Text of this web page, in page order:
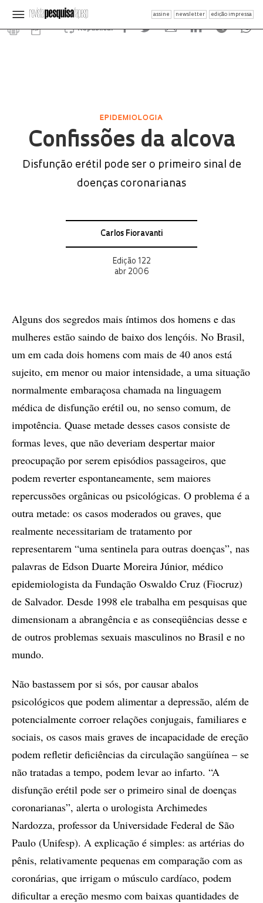
assine newsletter edição impressa
Republicar
EPIDEMIOLOGIA
Confissões da alcova
Disfunção erétil pode ser o primeiro sinal de
doenças coronarianas
Carlos Fioravanti
Edição 122
abr 2006
Alguns dos segredos mais íntimos dos homens e das
mulheres estão saindo de baixo dos lençóis. No Brasil,
um em cada dois homens com mais de 40 anos está
sujeito, em menor ou maior intensidade, a uma situação
normalmente embaraçosa chamada na linguagem
médica de disfunção erétil ou, no senso comum, de
impotência. Quase metade desses casos consiste de
formas leves, que não deveriam despertar maior
preocupação por serem episódios passageiros, que
podem reverter espontaneamente, sem maiores
repercussões orgânicas ou psicológicas. O problema é a
outra metade: os casos moderados ou graves, que
realmente necessitariam de tratamento por
representarem “uma sentinela para outras doenças”, nas
palavras de Edson Duarte Moreira Júnior, médico
epidemiologista da Fundação Oswaldo Cruz (Fiocruz)
de Salvador. Desde 1998 ele trabalha em pesquisas que
dimensionam a abrangência e as conseqüências desse e
de outros problemas sexuais masculinos no Brasil e no
mundo.
Não bastassem por si sós, por causar abalos
psicológicos que podem alimentar a depressão, além de
potencialmente corroer relações conjugais, familiares e
sociais, os casos mais graves de incapacidade de ereção
podem refletir deficiências da circulação sangüínea – se
não tratadas a tempo, podem levar ao infarto. “A
disfunção erétil pode ser o primeiro sinal de doenças
coronarianas”, alerta o urologista Archimedes
Nardozza, professor da Universidade Federal de São
Paulo (Unifesp). A explicação é simples: as artérias do
pênis, relativamente pequenas em comparação com as
coronárias, que irrigam o músculo cardíaco, podem
dificultar a ereção mesmo com baixas quantidades de